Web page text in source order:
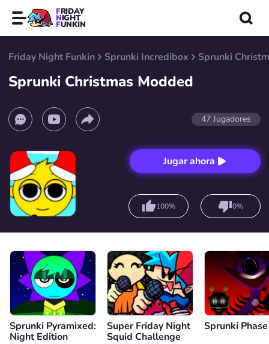
FRIDAY
NIGHT
FUNKIN
Friday Night Funkin Sprunki Incredibox Sprunki
Sprunki Christmas Modded
47 Jugadores
Jugar ahora
100% 0%
Sprunki Pyramixed:
Night Edition
Super Friday Night
Squid Challenge
Sprunki